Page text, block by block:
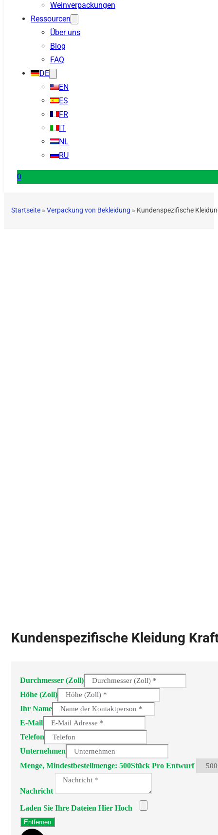
Weinverpackungen
Ressourcen
Über uns
Blog
FAQ
DE
EN
ES
FR
IT
NL
RU
0
Startseite » Verpackung von Bekleidung » Kundenspezifische
Kundenspezifische Kleidung
Durchmesser (Zoll)
Höhe (Zoll)
Ihr Name
E-Mail
Telefon
Unternehmen
Menge, Mindestbestellmenge: 500Stück Pro Entwurf
Nachricht
Laden Sie Ihre Dateien Hier Hoch
Entfernen